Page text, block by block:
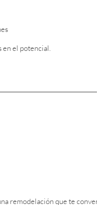
en el potencial.
remodelación que te